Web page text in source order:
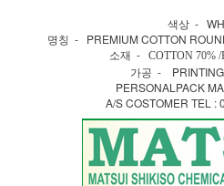
색상 -
명칭 - PREMIUM COTTON
소재 -
COTTON 70%
가공 -
PERSONALPACK
A/S COSTOMER TEL :